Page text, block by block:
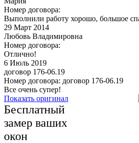
Номер договора:
Выполнили работу хорошо, большое
29 Март 2014
Любовь Владимировна
Номер договора:
Отлично!
6 Июль 2019
договор 176-06.19
Номер договора: договор 176-06.19
Все очень супер!
Показать оригинал
Бесплатный
замер ваших
окон